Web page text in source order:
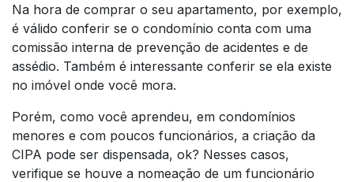
Na hora de comprar o seu apartamento, por exemplo,
é válido conferir se o condomínio conta com uma
comissão interna de prevenção de acidentes e de
assédio. Também é interessante conferir se ela existe
no imóvel onde você mora.
Porém, como você aprendeu, em condomínios
menores e com poucos funcionários, a criação da
CIPA pode ser dispensada, ok? Nesses casos,
verifique se houve a nomeação de um funcionário